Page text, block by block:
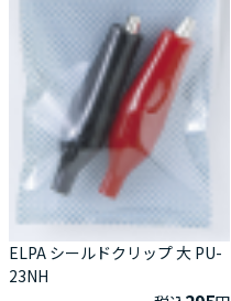
ELPA シールドクリップ 大 PU-
23NH